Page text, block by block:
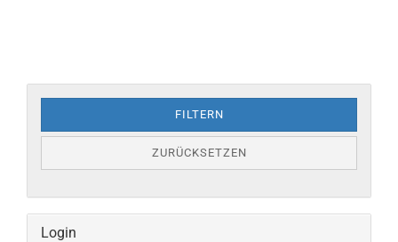
FILTERN
ZURÜCKSETZEN
Login